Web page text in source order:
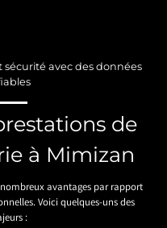
avec des données
de
à Mimizan
avantages par rapport
Voici quelques-uns des
: